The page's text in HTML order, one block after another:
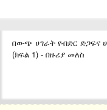
በውጭ ሀገራት የብድር ድጋፍና
(ክፍል 1) - በዙሪያ መለስ